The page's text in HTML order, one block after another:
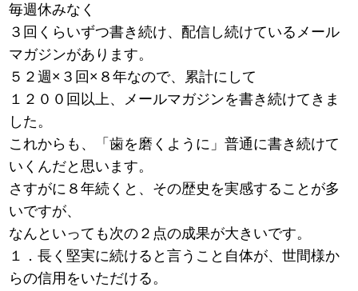
毎週休みなく
３回くらいずつ書き続け、配信し続けているメール
マガジンがあります。
５２週×３回×８年なので、累計にして
１２００回以上、メールマガジンを書き続けてきま
した。
これからも、「歯を磨くように」普通に書き続けて
いくんだと思います。
さすがに８年続くと、その歴史を実感することが多
いですが、
なんといっても次の２点の成果が大きいです。
１．長く堅実に続けると言うこと自体が、世間様か
らの信用をいただける。